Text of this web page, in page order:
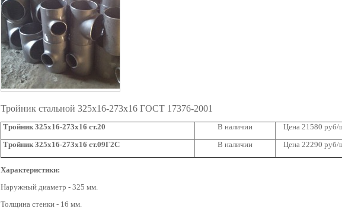
Тройник стальной 325х16-273х16 ГОСТ 17376-2001
Тройник 325х16-273х16 ст.20 В наличии
Цена 21580 руб/
Тройник 325х16-273х16 ст.09Г2С
В наличии Цена 22290 руб/
Характеристики:
Наружный диаметр - 325 мм.
Толщина стенки - 16 мм.